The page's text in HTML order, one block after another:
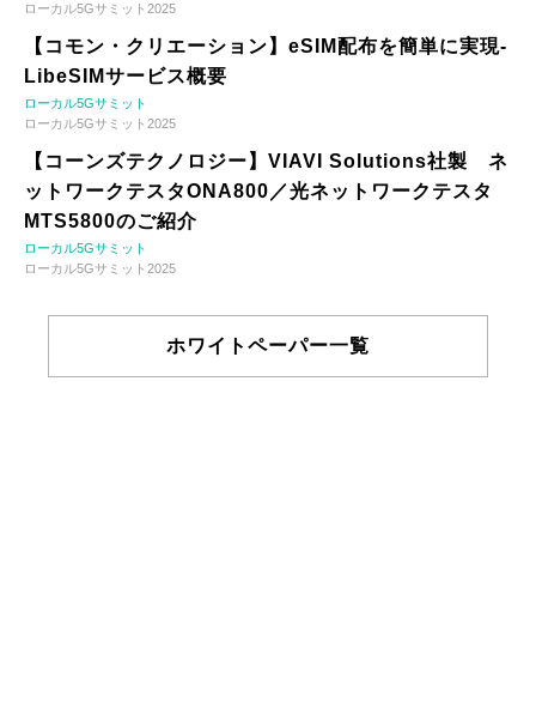
ローカル5Gサミット2025
【コモン・クリエーション】eSIM配布を簡単に実現-
LibeSIMサービス概要
ローカル5Gサミット
ローカル5Gサミット2025
【コーンズテクノロジー】VIAVI Solutions社製 ネ
ットワークテスタONA800／光ネットワークテスタ
MTS5800のご紹介
ローカル5Gサミット
ローカル5Gサミット2025
ホワイトペーパー一覧